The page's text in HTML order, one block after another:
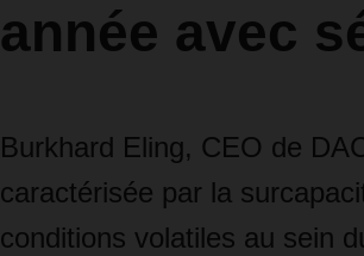
année avec
Burkhard Eling, CEO de
caractérisée par la
conditions volatiles au sein